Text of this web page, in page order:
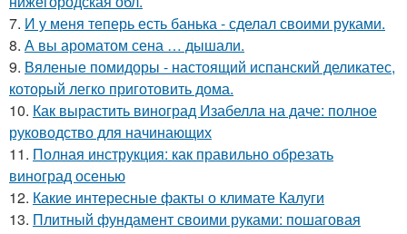
7. И у меня теперь есть банька - сделал своими руками.
8. А вы ароматом сена … дышали.
9. Вяленые помидоры - настоящий испанский деликатес,
который легко приготовить дома.
10. Как вырастить виноград Изабелла на даче: полное
руководство для начинающих
11. Полная инструкция: как правильно обрезать
виноград осенью
12. Какие интересные факты о климате Калуги
13. Плитный фундамент своими руками: пошаговая